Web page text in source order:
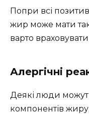
Попри всі
жир може мати
варто
Алергічні
Деякі люди
компонентів